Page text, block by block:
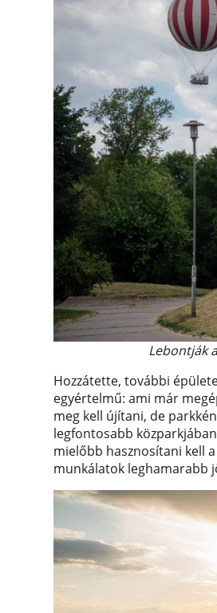
Lebontják
Hozzátette, további
egyértelmű: ami már
meg kell újítani, de
legfontosabb
mielőbb hasznosítani kell
munkálatok leghamarabb